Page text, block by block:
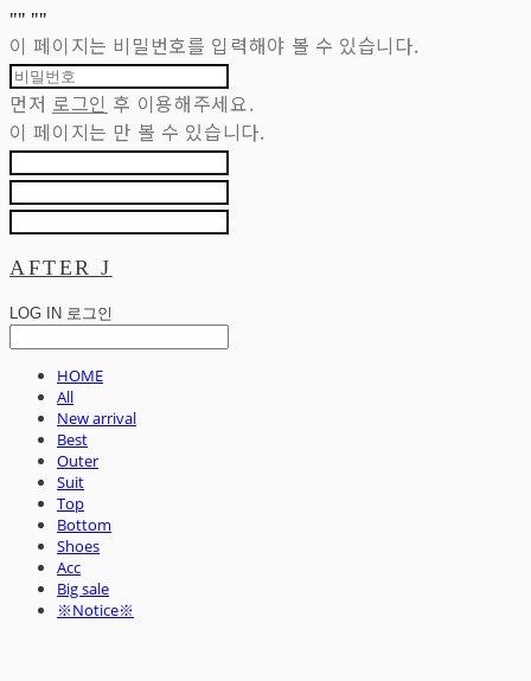
"" ""
이 페이지는 비밀번호를 입력해야 볼 수 있습니다.
먼저 로그인 후 이용해주세요.
이 페이지는 만 볼 수 있습니다.
AFTER J
LOG IN 로그인
HOME
All
New arrival
Best
Outer
Suit
Top
Bottom
Shoes
Acc
Big sale
※Notice※